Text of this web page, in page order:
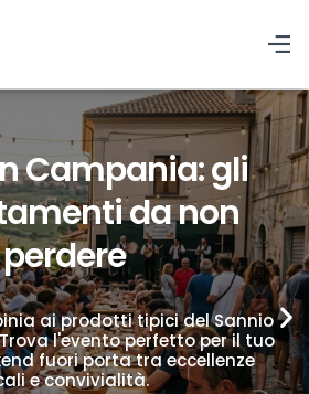
Campania: gli
da non
perdere
ai prodotti tipici del Sannio
l'evento perfetto per il tuo
fuori porta tra eccellenze
e convivialità.